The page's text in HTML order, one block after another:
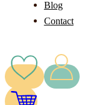
Blog
Contact